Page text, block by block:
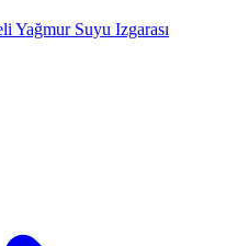
Yağmur Suyu Izgarası